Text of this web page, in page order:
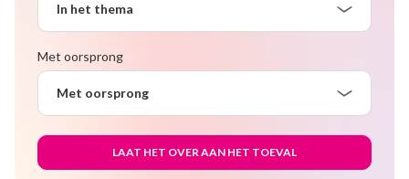
In het thema
Met oorsprong
Met oorsprong